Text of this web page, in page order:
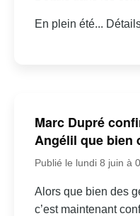
En plein été...
Marc Dupré
Angélil que bien
Publié le lundi 8 juin à
Alors que bien des
c’est maintenant